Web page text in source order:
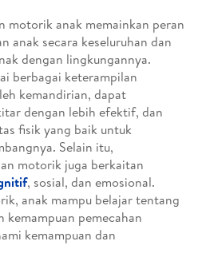
motorik anak memainkan peran
anak secara keseluruhan dan
dengan lingkungannya.
berbagai keterampilan
kemandirian, dapat
dengan lebih efektif, dan
fisik yang baik untuk
Selain itu,
motorik juga berkaitan
, sosial, dan emosional.
anak mampu belajar tentang
kemampuan pemecahan
kemampuan dan